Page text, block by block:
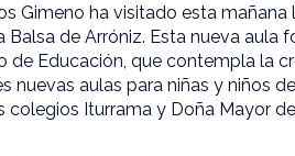
Gimeno ha visitado esta mañana
de Arróniz. Esta nueva aula
de Educación, que contempla la
nuevas aulas para niñas y niños
colegios Iturrama y Doña Mayor